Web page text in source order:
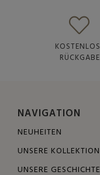
RÜCKGABE
NAVIGATION
NEUHEITEN
UNSERE KOLLEKTION
UNSERE GESCHICHTE